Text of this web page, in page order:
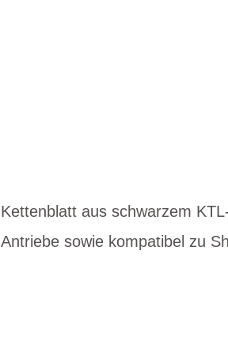
Kettenblatt aus schwarzem
Antriebe sowie kompatibel zu